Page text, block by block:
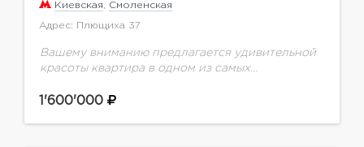
Киевская, Смоленская
Адрес: Плющиха 37
Вашему вниманию предлагается удивительной
красоты квартира в одном из самых
ремонт, внимание к деталям, мировые бренды
1'600'000